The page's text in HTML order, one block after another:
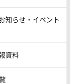
知らせ・イベント
資料